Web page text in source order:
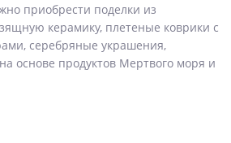
приобрести поделки из
керамику, плетеные коврики с
серебряные украшения,
основе продуктов Мертвого моря и